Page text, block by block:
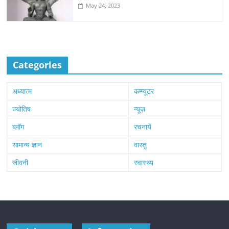
May 24, 2023
Categories
अध्यात्म
कम्प्यूटर
ज्योतिष
न्यूज़
ब्लॉग
रचनायें
सामान्य ज्ञान
वास्तु
जीवनी
स्वास्थ्य